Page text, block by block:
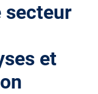
secteur
et